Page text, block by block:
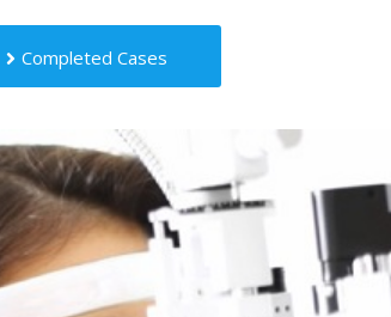
Completed Cases